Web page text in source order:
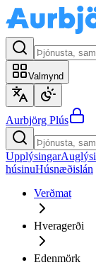
Valmynd
Aurbjörg Plús
Upplýsingar
húsinuHúsnæðislán
Verðmat
Hveragerði
Edenmörk